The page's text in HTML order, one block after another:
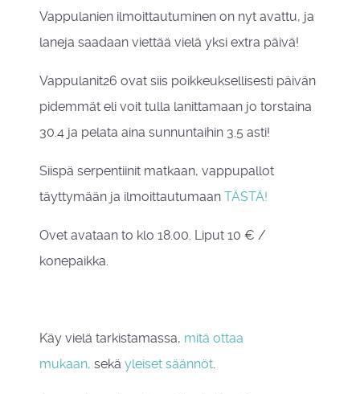
Vappulanien ilmoittautuminen on nyt avattu, ja
laneja saadaan viettää vielä yksi extra päivä!
Vappulanit26 ovat siis poikkeuksellisesti päivän
pidemmät eli voit tulla lanittamaan jo torstaina
30.4 ja pelata aina sunnuntaihin 3.5 asti!
Siispä serpentiinit matkaan, vappupallot
täyttymään ja ilmoittautumaan TÄSTÄ!
Ovet avataan to klo 18.00. Liput 10 € /
konepaikka.
Käy vielä tarkistamassa, mitä ottaa
mukaan, sekä yleiset säännöt.